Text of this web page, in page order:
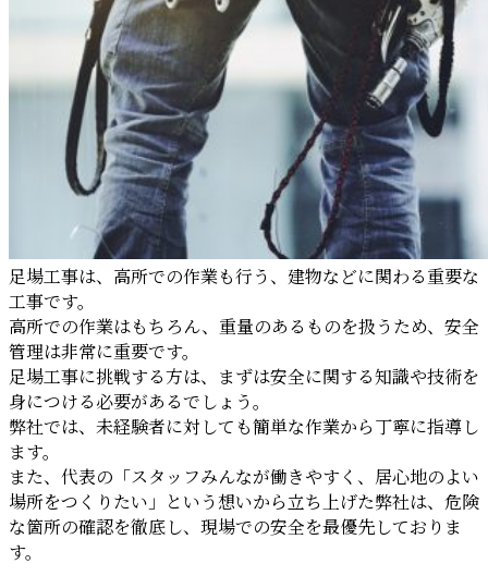
足場工事は、高所での作業も行う、建物などに関わる重要な
工事です。
高所での作業はもちろん、重量のあるものを扱うため、安全
管理は非常に重要です。
足場工事に挑戦する方は、まずは安全に関する知識や技術を
身につける必要があるでしょう。
弊社では、未経験者に対しても簡単な作業から丁寧に指導し
ます。
また、代表の「スタッフみんなが働きやすく、居心地のよい
場所をつくりたい」という想いから立ち上げた弊社は、危険
な箇所の確認を徹底し、現場での安全を最優先しておりま
す。